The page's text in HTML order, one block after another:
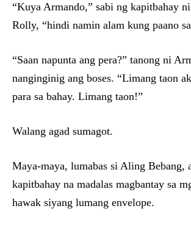
“Kuya Armando,” sabi ng kapitbahay
Rolly, “hindi namin alam kung paano
“Saan napunta ang pera?” tanong ni
nanginginig ang boses. “Limang taon
para sa bahay. Limang taon!”
Walang agad sumagot.
Maya-maya, lumabas si Aling Bebang,
kapitbahay na madalas magbantay sa
hawak siyang lumang envelope.